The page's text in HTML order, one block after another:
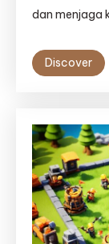
dan menjaga
Discover